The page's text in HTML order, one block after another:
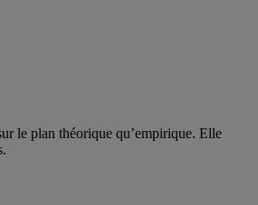
le plan théorique qu’empirique. Elle